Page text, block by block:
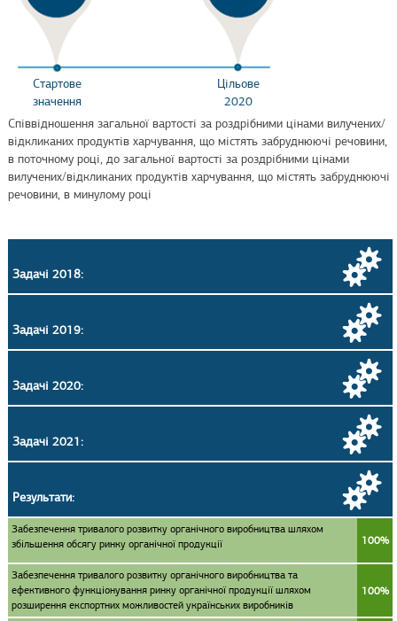
Стартове
значення
Цільове
2020
Співвідношення загальної вартості за роздрібними цінами вилучених/
відкликаних продуктів харчування, що містять забруднюючі речовини,
в поточному році, до загальної вартості за роздрібними цінами
вилучених/відкликаних продуктів харчування, що містять забруднюючі
речовини, в минулому році
Задачі 2018:
Задачі 2019:
Задачі 2020:
Задачі 2021:
Результати:
Забезпечення тривалого розвитку органічного виробництва шляхом
збільшення обсягу ринку органічної продукції
100%
Забезпечення тривалого розвитку органічного виробництва та
ефективного функціонування ринку органічної продукції шляхом
розширення експортних можливостей українських виробників
100%